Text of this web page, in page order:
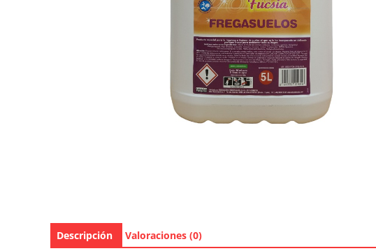
Descripción Valoraciones (0)